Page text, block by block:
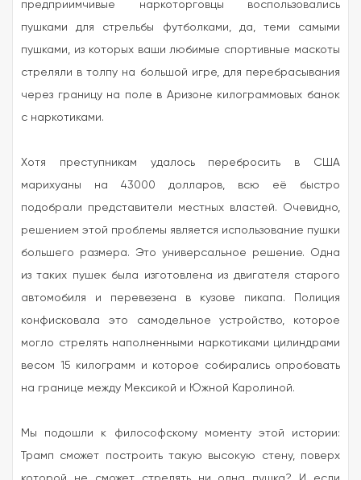
предприимчивые наркоторговцы воспользовались
пушками для стрельбы футболками, да, теми самыми
пушками, из которых ваши любимые спортивные маскоты
стреляли в толпу на большой игре, для перебрасывания
через границу на поле в Аризоне килограммовых банок
с наркотиками.
Хотя преступникам удалось перебросить в США
марихуаны на 43000 долларов, всю её быстро
подобрали представители местных властей. Очевидно,
решением этой проблемы является использование пушки
большего размера. Это универсальное решение. Одна
из таких пушек была изготовлена из двигателя старого
автомобиля и перевезена в кузове пикапа. Полиция
конфисковала это самодельное устройство, которое
могло стрелять наполненными наркотиками цилиндрами
весом 15 килограмм и которое собирались опробовать
на границе между Мексикой и Южной Каролиной.
Мы подошли к философскому моменту этой истории:
Трамп сможет построить такую высокую стену, поверх
которой не сможет стрелять ни одна пушка? И если